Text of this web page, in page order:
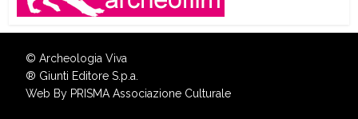
© Archeologia Viva
® Giunti Editore S.p.a.
Web By PRISMA Associazione Culturale